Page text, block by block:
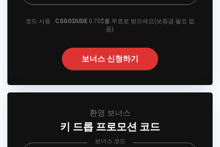
코드 사용 : CSGODUDE 0.70$를 무료로 받으세요(보증금 필요 없
음).
보너스 신청하기
환영 보너스
키 드롭 프로모션 코드
보너스 코드